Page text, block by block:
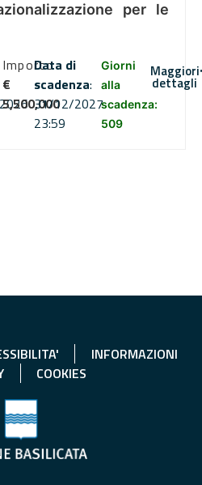
per le
Importo
€
5,500,000
Data di
scadenza:
31/12/2027
23:59
Giorni
alla
scadenza:
509
Maggiori
dettagli
INFORMAZIONI
COOKIES